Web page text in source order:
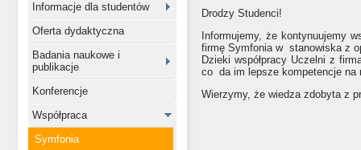
Informacje dla studentów
Oferta dydaktyczna
Badania naukowe i
publikacje
Konferencje
Współpraca
Symfonia
Drodzy Studenci!
Informujemy, że kontynuujemy
firmę Symfonia w stanowiska z
Dzieki współpracy Uczelni z
co da im lepsze kompetencje na
Wierzymy, że wiedza zdobyta z